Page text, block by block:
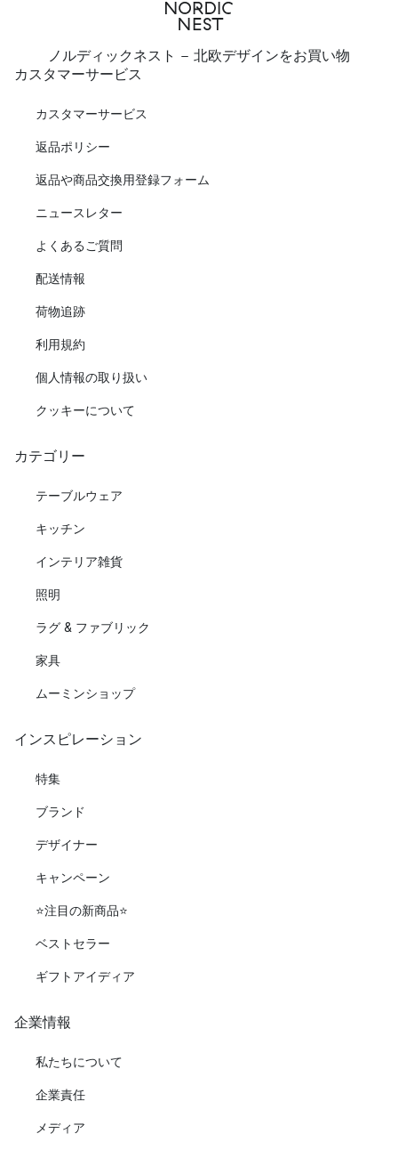
ノルディックネスト - 北欧デザインをお買い物
カスタマーサービス
カスタマーサービス
返品ポリシー
返品や商品交換用登録フォーム
ニュースレター
よくあるご質問
配送情報
荷物追跡
利用規約
個人情報の取り扱い
クッキーについて
カテゴリー
テーブルウェア
キッチン
インテリア雑貨
照明
ラグ & ファブリック
家具
ムーミンショップ
インスピレーション
特集
ブランド
デザイナー
キャンペーン
⭐️注目の新商品⭐️
ベストセラー
ギフトアイディア
企業情報
私たちについて
企業責任
メディア